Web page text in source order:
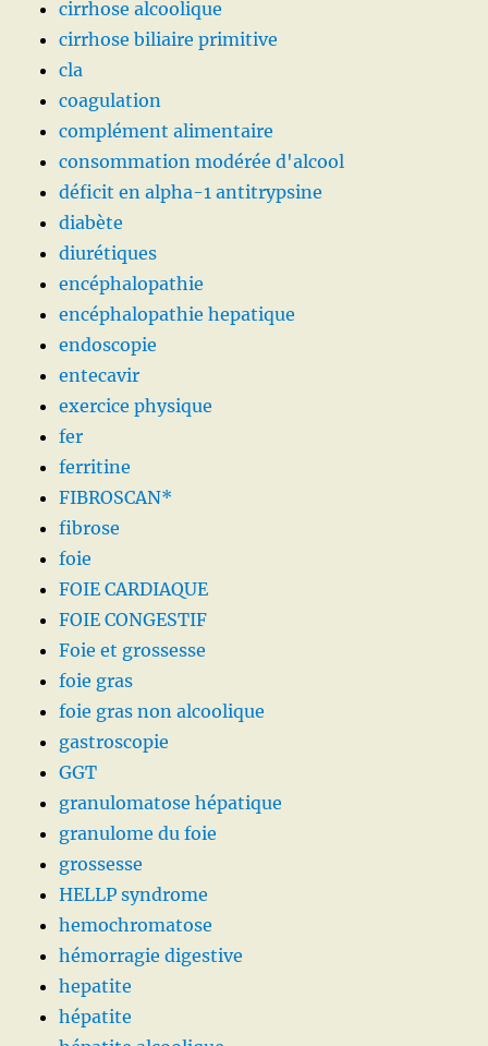
cirrhose alcoolique
cirrhose biliaire primitive
cla
coagulation
complément alimentaire
consommation modérée d'alcool
déficit en alpha-1 antitrypsine
diabète
diurétiques
encéphalopathie
encéphalopathie hepatique
endoscopie
entecavir
exercice physique
fer
ferritine
FIBROSCAN*
fibrose
foie
FOIE CARDIAQUE
FOIE CONGESTIF
Foie et grossesse
foie gras
foie gras non alcoolique
gastroscopie
GGT
granulomatose hépatique
granulome du foie
grossesse
HELLP syndrome
hemochromatose
hémorragie digestive
hepatite
hépatite